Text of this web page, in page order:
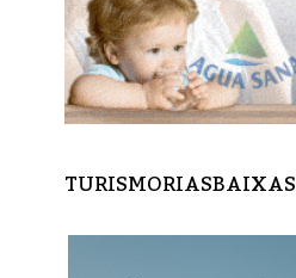
TURISMORIASBAIXAS